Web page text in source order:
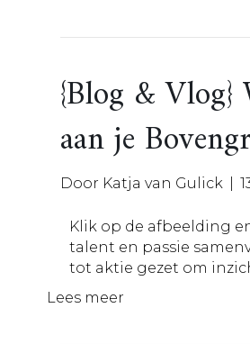
{Blog & Vlog}
aan je
Door Katja van Gulick
Klik op de afbeelding
talent en passie
tot aktie gezet om
Lees meer